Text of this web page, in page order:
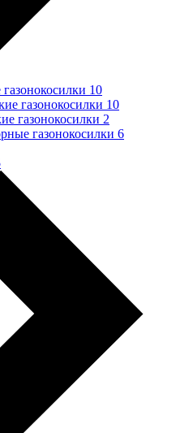
10
газонокосилки 10
газонокосилки 2
газонокосилки 6